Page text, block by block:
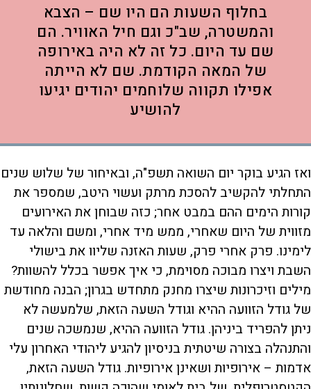
בחלוף השעות הם היו שם – הצבא
והמשטרה, שב"כ וגם חיל האוויר. הם
שם עד היום. כל זה לא היה באירופה
של המאה הקודמת. שם לא הייתה
אפילו תקווה שלוחמים יהודים יגיעו
להושיע
ואז הגיע בוקר יום השואה תשפ"ה, ובאיחור של שלוש שנים
התחלתי להקשיב להסכת מרתק ועשוי היטב, שמספר את
קורות הימים ההם במבט אחר; כזה שבוחן את האירועים
מזווית של היום שאחרי, ממש מיד אחרי, ומשם והלאה עד
לימינו. פרק אחרי פרק, שעות האזנה שליוו את בישולי
השבת ויצרו מבוכה מסוימת, כי איך אפשר בכלל להשוות?
מילים וזיכרונות שיצרו מחנק מתחדש בגרון; הבנה מחודשת
של גודל הזוועה ההיא וגודל השעה הזאת, שלמעשה לא
ניתן להפריד ביניהן. גודל הזוועה ההיא, שנמשכה שנים
והתנהלה בצורה שיטתית בניסיון להגיע ליהודי האחרון עלי
אדמות – אירופיות ושאינן אירופיות. גודל השעה הזאת,